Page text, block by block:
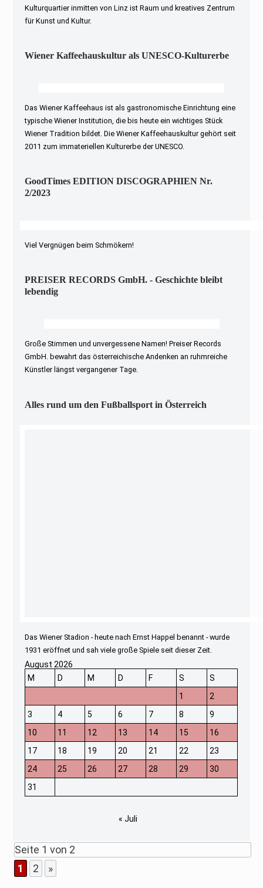
Kulturquartier inmitten von Linz ist Raum und kreatives Zentrum
für Kunst und Kultur.
Wiener Kaffeehauskultur als UNESCO-Kulturerbe
Das Wiener Kaffeehaus ist als gastronomische Einrichtung eine
typische Wiener Institution, die bis heute ein wichtiges Stück
Wiener Tradition bildet. Die Wiener Kaffeehauskultur gehört seit
2011 zum immateriellen Kulturerbe der UNESCO.
GoodTimes EDITION DISCOGRAPHIEN Nr.
2/2023
Viel Vergnügen beim Schmökern!
PREISER RECORDS GmbH. - Geschichte bleibt
lebendig
Große Stimmen und unvergessene Namen! Preiser Records
GmbH. bewahrt das österreichische Andenken an ruhmreiche
Künstler längst vergangener Tage.
Alles rund um den Fußballsport in Österreich
Das Wiener Stadion - heute nach Ernst Happel benannt - wurde
1931 eröffnet und sah viele große Spiele seit dieser Zeit.
August 2026
M
D M D F S
S
1
2
3
4 5 6 7 8
9
10
11 12 13 14 15
16
17
18 19 20 21 22
23
24
25 26 27 28 29
30
31
« Juli
Seite 1 von 2
1
2 »